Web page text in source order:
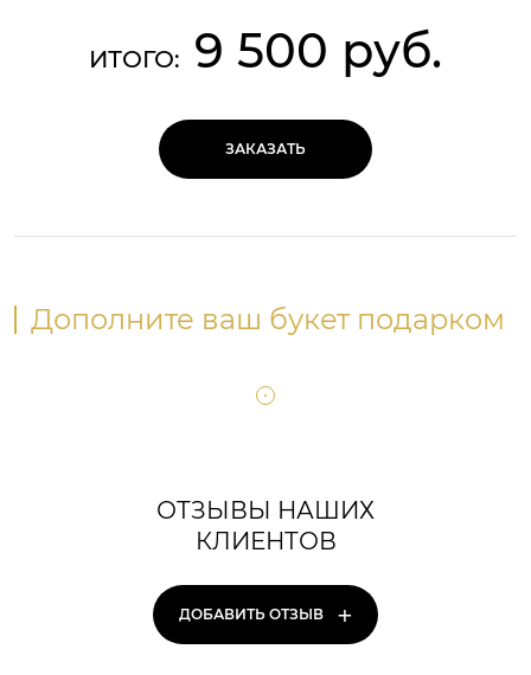
ИТОГО: 9 500 руб.
ЗАКАЗАТЬ
Дополните ваш букет подарком
ОТЗЫВЫ НАШИХ
КЛИЕНТОВ
ДОБАВИТЬ ОТЗЫВ +